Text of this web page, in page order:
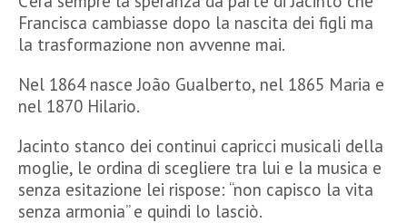
Francisca cambiasse dopo la nascita dei figli ma
la trasformazione non avvenne mai.
Nel 1864 nasce João Gualberto, nel 1865 Maria e
nel 1870 Hilario.
Jacinto stanco dei continui capricci musicali della
moglie, le ordina di scegliere tra lui e la musica e
senza esitazione lei rispose: “non capisco la vita
senza armonia” e quindi lo lasciò.